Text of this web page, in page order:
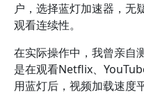
户，选择蓝灯加速器，无
观看连续性。
在实际操作中，我曾亲自
是在观看Netflix、
用蓝灯后，视频加载速度